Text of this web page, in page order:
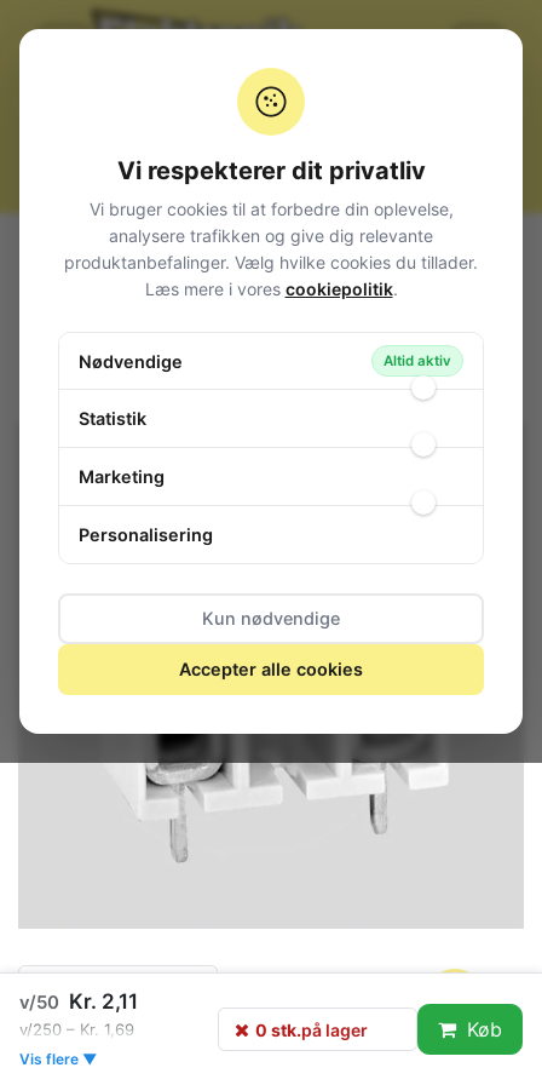
Alle produkter Kabler, stik og adaptere
Strøm
Printterminaler
Lodret RM 7,5mm. (7,62)
Terminal Block 750V 3-Pole Grey
Terminal Block 750V 3-Pole Grey
Gruppe: F9310
v/50 Kr. 2,11
v/250 – Kr. 1,69
Vis flere ▼
0 stk.på lager Køb
Vi respekterer dit privatliv
Vi bruger cookies til at forbedre din oplevelse,
analysere trafikken og give dig relevante
produktanbefalinger. Vælg hvilke cookies du tillader.
Læs mere i vores cookiepolitik.
Nødvendige Altid aktiv
Statistik
Marketing
Personalisering
Kun nødvendige
Accepter alle cookies